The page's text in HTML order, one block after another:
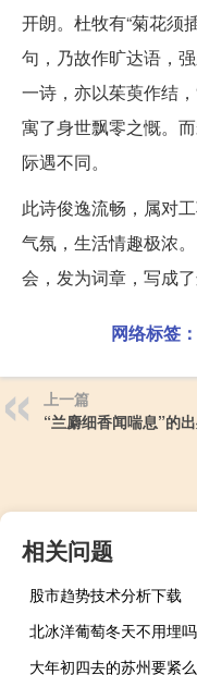
开朗。杜牧有“菊花须
句，乃故作旷达语，
一诗，亦以茱萸作结
寓了身世飘零之慨。
际遇不同。
此诗俊逸流畅，属对
气氛，生活情趣极浓
会，发为词章，写成
网络标签：
上一篇
“兰麝细香闻喘息”的
相关问题
股市趋势技术分析下载
北冰洋葡萄冬天不用埋吗
大年初四去的苏州要紧么